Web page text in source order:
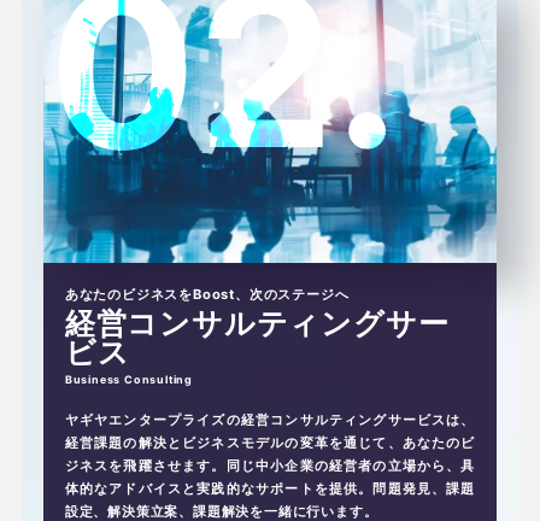
あなたのビジネスをBoost、次のステージへ
経営コンサルティングサー
ビス
ヤギヤエンタープライズの経営コンサルティングサービスは、
経営課題の解決とビジネスモデルの変革を通じて、あなたのビ
ジネスを飛躍させます。同じ中小企業の経営者の立場から、具
体的なアドバイスと実践的なサポートを提供。問題発見、課題
設定、解決策立案、課題解決を一緒に行います。